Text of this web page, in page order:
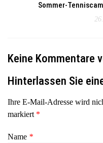
Sommer-
Keine Kommentare
Hinterlassen Sie
Ihre E-Mail-Adresse wird
markiert *
Name *